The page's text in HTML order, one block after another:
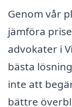
Genom vår
jämföra
advokater i
bästa
inte att
bättre